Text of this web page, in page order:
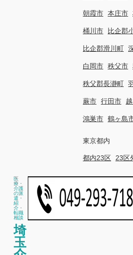
朝霞市 本庄市
桶川市 比企郡
比企郡滑川町
白岡市 秩父市
秩父郡長瀞町
蕨市 行田市
鴻巣市 鶴ヶ島
東京都内
都内23区 23区
医
療・
介護
の派
遣・
紹
介・
転職
相談
埼
玉